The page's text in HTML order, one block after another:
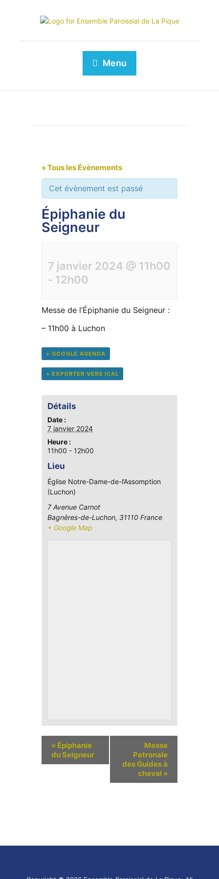
Menu
« Tous les Évènements
Cet évènement est passé
Épiphanie du
Seigneur
7 janvier 2024 @ 11h00
- 12h00
Messe de l’Épiphanie du Seigneur :
– 11h00 à Luchon
+ GOOGLE AGENDA
+ EXPORTER VERS ICAL
Détails
Date :
7 janvier 2024
Heure :
11h00 - 12h00
Lieu
Église Notre-Dame-de-l’Assomption
(Luchon)
7 Avenue Carnot
Bagnères-de-Luchon, 31110 France
+ Google Map
« Épiphanie
du Seigneur
Messe
Patronale
des Guides à
cheval »